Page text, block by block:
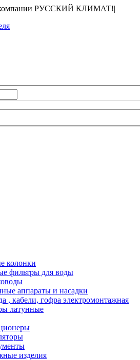
компании РУССКИЙ КЛИМАТ!|
колонки
фильтры для воды
аппараты и насадки
, кабели, гофра электромонтажная
латунные
изделия